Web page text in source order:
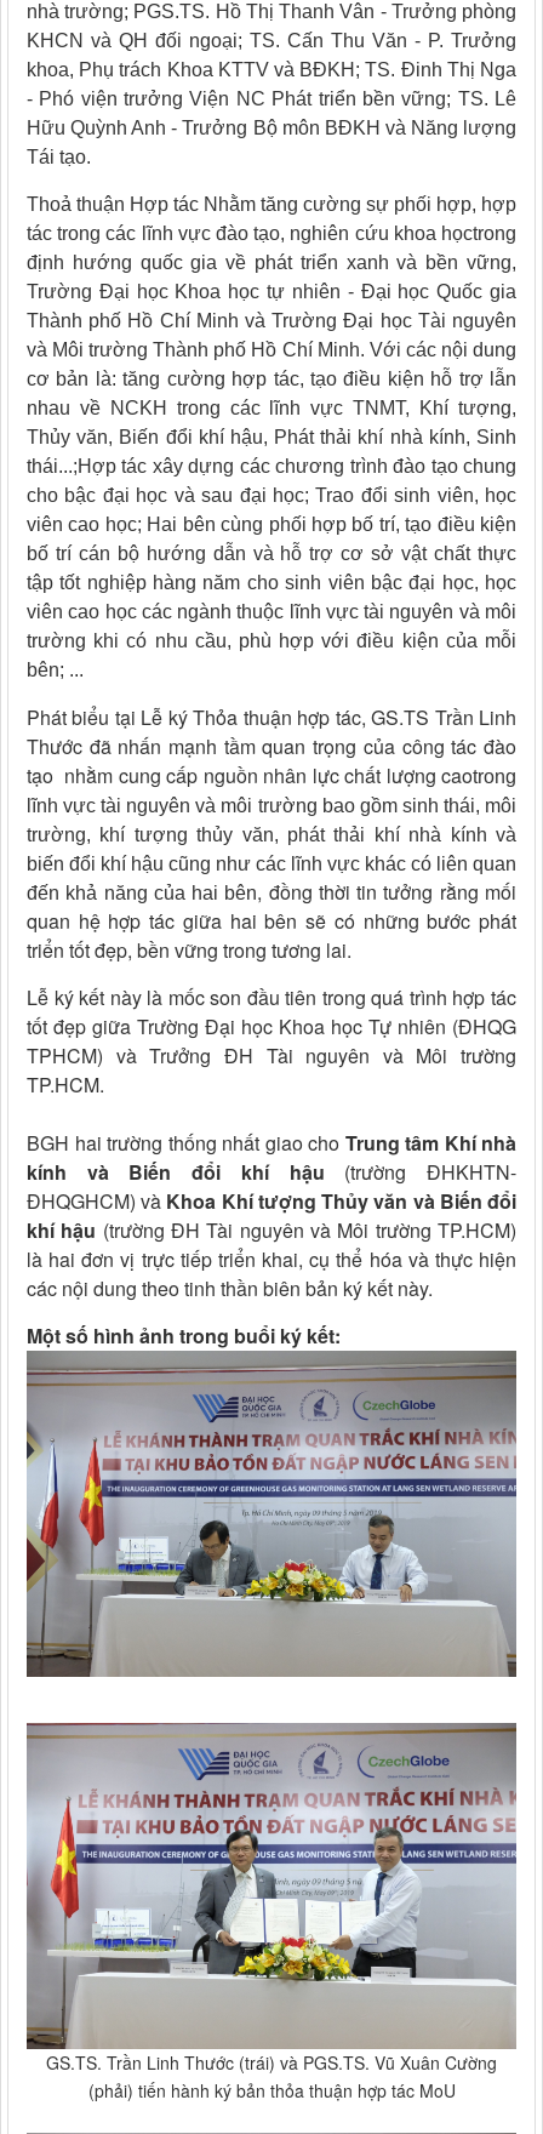
nhà trường; PGS.TS. Hồ Thị Thanh Vân - Trưởng phòng
KHCN và QH đối ngoại; TS. Cấn Thu Văn - P. Trưởng
khoa, Phụ trách Khoa KTTV và BĐKH; TS. Đinh Thị Nga
- Phó viện trưởng Viện NC Phát triển bền vững; TS. Lê
Hữu Quỳnh Anh - Trưởng Bộ môn BĐKH và Năng lượng
Tái tạo.
Thoả thuận Hợp tác Nhằm tăng cường sự phối hợp, hợp
tác trong các lĩnh vực đào tạo, nghiên cứu khoa họctrong
định hướng quốc gia về phát triển xanh và bền vững,
Trường Đại học Khoa học tự nhiên - Đại học Quốc gia
Thành phố Hồ Chí Minh và Trường Đại học Tài nguyên
và Môi trường Thành phố Hồ Chí Minh. Với các nội dung
cơ bản là: tăng cường hợp tác, tạo điều kiện hỗ trợ lẫn
nhau về NCKH trong các lĩnh vực TNMT, Khí tượng,
Thủy văn, Biến đổi khí hậu, Phát thải khí nhà kính, Sinh
thái...;Hợp tác xây dựng các chương trình đào tạo chung
cho bậc đại học và sau đại học; Trao đổi sinh viên, học
viên cao học; Hai bên cùng phối hợp bố trí, tạo điều kiện
bố trí cán bộ hướng dẫn và hỗ trợ cơ sở vật chất thực
tập tốt nghiệp hàng năm cho sinh viên bậc đại học, học
viên cao học các ngành thuộc lĩnh vực tài nguyên và môi
trường khi có nhu cầu, phù hợp với điều kiện của mỗi
bên; ...
Phát biểu tại Lễ ký Thỏa thuận hợp tác, GS.TS Trần Linh
Thước đã nhấn mạnh tầm quan trọng của công tác đào
tạo nhằm cung cấp nguồn nhân lực chất lượng caotrong
lĩnh vực tài nguyên và môi trường bao gồm sinh thái, môi
trường, khí tượng thủy văn, phát thải khí nhà kính và
biến đổi khí hậu cũng như các lĩnh vực khác có liên quan
đến khả năng của hai bên, đồng thời tin tưởng rằng mối
quan hệ hợp tác giữa hai bên sẽ có những bước phát
triển tốt đẹp, bền vững trong tương lai.
Lễ ký kết này là mốc son đầu tiên trong quá trình hợp tác
tốt đẹp giữa Trường Đại học Khoa học Tự nhiên (ĐHQG
TPHCM) và Trưởng ĐH Tài nguyên và Môi trường
TP.HCM.
BGH hai trường thống nhất giao cho Trung tâm Khí nhà
kính và Biến đổi khí hậu (trường ĐHKHTN-
ĐHQGHCM) và Khoa Khí tượng Thủy văn và Biến đổi
khí hậu (trường ĐH Tài nguyên và Môi trường TP.HCM)
là hai đơn vị trực tiếp triển khai, cụ thể hóa và thực hiện
các nội dung theo tinh thần biên bản ký kết này.
Một số hình ảnh trong buổi ký kết:
GS.TS. Trần Linh Thước (trái) và PGS.TS. Vũ Xuân Cường
(phải) tiến hành ký bản thỏa thuận hợp tác MoU